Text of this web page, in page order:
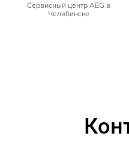
Сервисный центр AEG в
Челябинске